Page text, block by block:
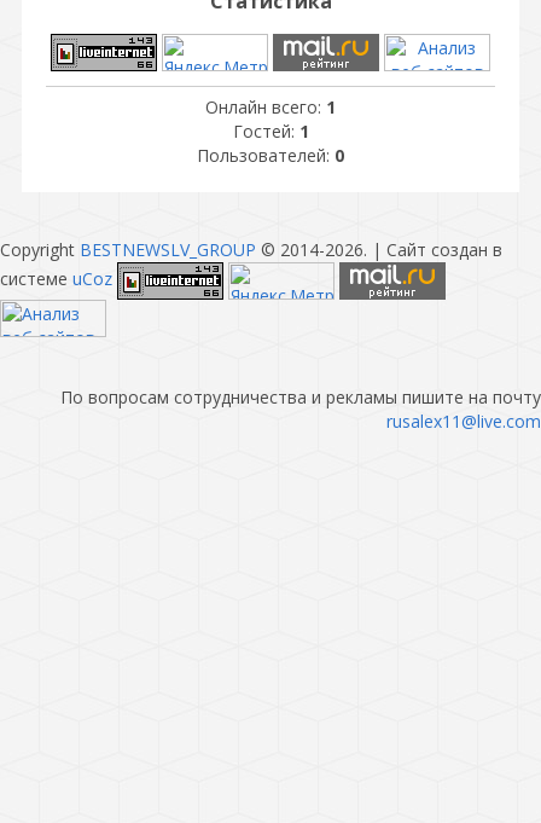
Онлайн всего: 1
Гостей: 1
Пользователей: 0
Copyright BESTNEWSLV_GROUP © 2014-2026. | Сайт создан в
системе uCoz
По вопросам сотрудничества и рекламы пишите на почту
rusalex11@live.com